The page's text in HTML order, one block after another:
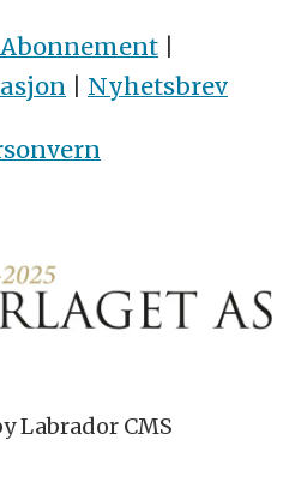
Abonnement |
| Nyhetsbrev
Labrador CMS